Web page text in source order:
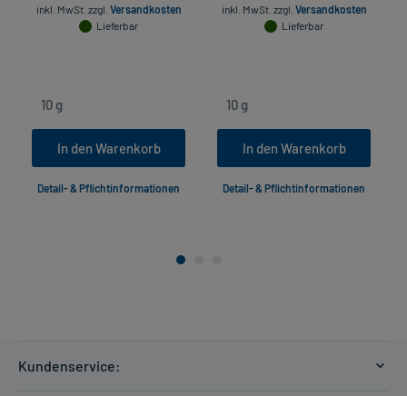
inkl. MwSt. zzgl. Versandkosten
Lieferbar
In den Warenkorb
Detail- & Pflichtinformationen
inkl. MwSt. zzgl. Versandkosten
Lieferbar
In den Warenkorb
Detail- & Pflichtinformationen
Kundenservice: